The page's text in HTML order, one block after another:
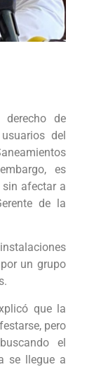
de
del
es
afectar a
de la
un grupo
que la
pero
el
se llegue a